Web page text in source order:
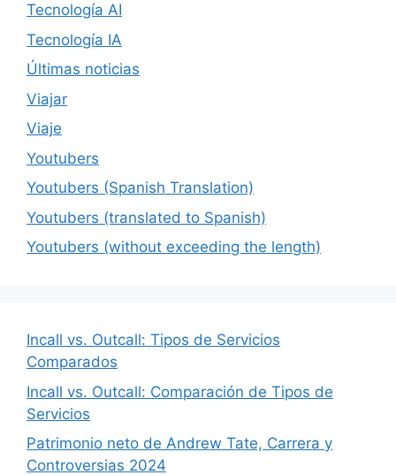
Tecnología AI
Tecnología IA
Últimas noticias
Viajar
Viaje
Youtubers
Youtubers (Spanish Translation)
Youtubers (translated to Spanish)
Youtubers (without exceeding the length)
Incall vs. Outcall: Tipos de Servicios
Comparados
Incall vs. Outcall: Comparación de Tipos de
Servicios
Patrimonio neto de Andrew Tate, Carrera y
Controversias 2024